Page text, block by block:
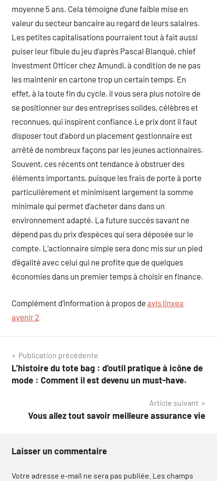
moyenne 5 ans. Cela témoigne d’une faible mise en
valeur du secteur bancaire au regard de leurs salaires.
Les petites capitalisations pourraient tout à fait aussi
puiser leur fibule du jeu d’après Pascal Blanqué, chief
Investment Officer chez Amundi, à condition de ne pas
les maintenir en cartone trop un certain temps. En
effet, à la toute fin du cycle, il vous sera plus notoire de
se positionner sur des entreprises solides, célèbres et
reconnues, qui inspirent confiance.Le prix dont il faut
disposer tout d’abord un placement gestionnaire est
arrêté de nombreux façons par les jeunes actionnaires.
Souvent, ces récents ont tendance à obstruer des
éléments importants, puisque les frais de porte à porte
particulièrement et minimisent largement la somme
minimale qui permet d’acheter dans dans un
environnement adapté. La future succès savant ne
dépend pas du prix d’espèces qui sera déposée sur le
compte. L’actionnaire simple sera donc mis sur un pied
d’égalité avec celui qui ne profite que de quelques
économies dans un premier temps à choisir en finance.
Complément d’information à propos de avis linxea
avenir 2
Navigation
de
Publication précédente
L’histoire du tote bag : d’outil pratique à icône de
mode : Comment il est devenu un must-have.
Article suivant
Vous allez tout savoir meilleure assurance vie
Laisser un commentaire
Votre adresse e-mail ne sera pas publiée. Les champs